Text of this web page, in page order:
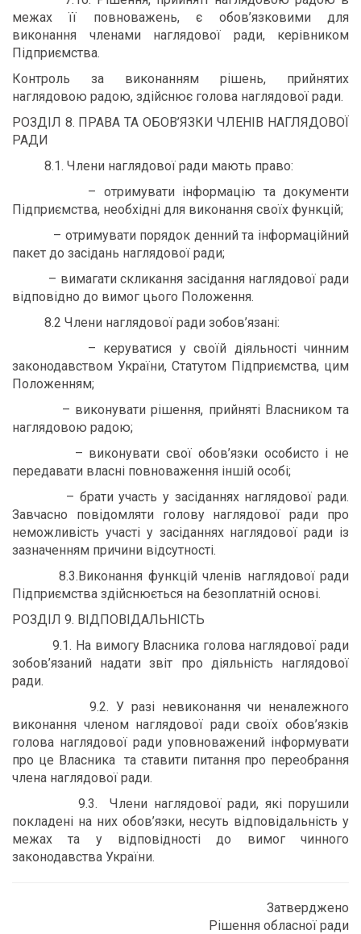
межах її повноважень, є обов’язковими для
виконання членами наглядової ради, керівником
Підприємства.
Контроль за виконанням рішень, прийнятих
наглядовою радою, здійснює голова наглядової ради.
РОЗДІЛ 8. ПРАВА ТА ОБОВ’ЯЗКИ ЧЛЕНІВ НАГЛЯДОВОЇ
РАДИ
8.1. Члени наглядової ради мають право:
– отримувати інформацію та документи
Підприємства, необхідні для виконання своїх функцій;
– отримувати порядок денний та інформаційний
пакет до засідань наглядової ради;
– вимагати скликання засідання наглядової ради
відповідно до вимог цього Положення.
8.2 Члени наглядової ради зобов’язані:
– керуватися у своїй діяльності чинним
законодавством України, Статутом Підприємства, цим
Положенням;
– виконувати рішення, прийняті Власником та
наглядовою радою;
– виконувати свої обов’язки особисто і не
передавати власні повноваження іншій особі;
– брати участь у засіданнях наглядової ради.
Завчасно повідомляти голову наглядової ради про
неможливість участі у засіданнях наглядової ради із
зазначенням причини відсутності.
8.3.Виконання функцій членів наглядової ради
Підприємства здійснюється на безоплатній основі.
РОЗДІЛ 9. ВІДПОВІДАЛЬНІСТЬ
9.1. На вимогу Власника голова наглядової ради
зобов’язаний надати звіт про діяльність наглядової
ради.
9.2. У разі невиконання чи неналежного
виконання членом наглядової ради своїх обов’язків
голова наглядової ради уповноважений інформувати
про це Власника та ставити питання про переобрання
члена наглядової ради.
9.3. Члени наглядової ради, які порушили
покладені на них обов’язки, несуть відповідальність у
межах та у відповідності до вимог чинного
законодавства України.
Затверджено
Рішення обласної ради